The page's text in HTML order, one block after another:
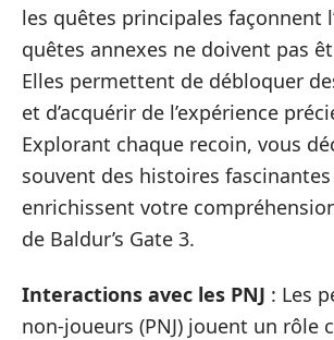
les quêtes principales façonnent
quêtes annexes ne doivent pas
Elles permettent de débloquer
et d’acquérir de l’expérience
Explorant chaque recoin, vous
souvent des histoires
enrichissent votre
de Baldur’s Gate 3.
Interactions avec les PNJ : Les
non-joueurs (PNJ) jouent un rôle